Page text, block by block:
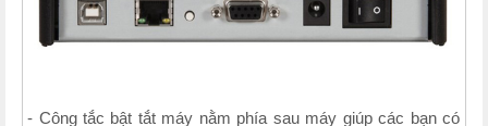
- Công tắc bật tắt máy nằm phía sau máy giúp các bạn có